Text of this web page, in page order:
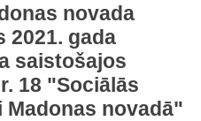
novada
2021. gada
saistošajos
18 "Sociālās
novadā"